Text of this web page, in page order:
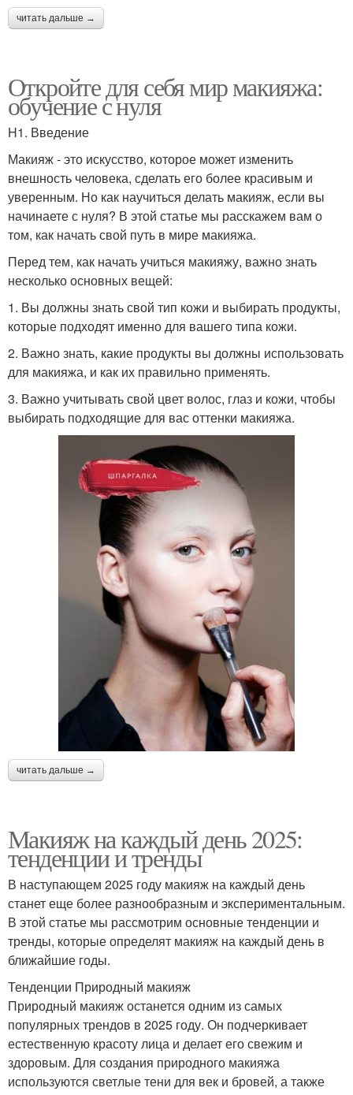
читать дальше →
Откройте для себя мир макияжа:
обучение с нуля
H1. Введение
Макияж - это искусство, которое может изменить
внешность человека, сделать его более красивым и
уверенным. Но как научиться делать макияж, если вы
начинаете с нуля? В этой статье мы расскажем вам о
том, как начать свой путь в мире макияжа.
Перед тем, как начать учиться макияжу, важно знать
несколько основных вещей:
1. Вы должны знать свой тип кожи и выбирать продукты,
которые подходят именно для вашего типа кожи.
2. Важно знать, какие продукты вы должны использовать
для макияжа, и как их правильно применять.
3. Важно учитывать свой цвет волос, глаз и кожи, чтобы
выбирать подходящие для вас оттенки макияжа.
читать дальше →
Макияж на каждый день 2025:
тенденции и тренды
В наступающем 2025 году макияж на каждый день
станет еще более разнообразным и экспериментальным.
В этой статье мы рассмотрим основные тенденции и
тренды, которые определят макияж на каждый день в
ближайшие годы.
Тенденции Природный макияж
Природный макияж останется одним из самых
популярных трендов в 2025 году. Он подчеркивает
естественную красоту лица и делает его свежим и
здоровым. Для создания природного макияжа
используются светлые тени для век и бровей, а также